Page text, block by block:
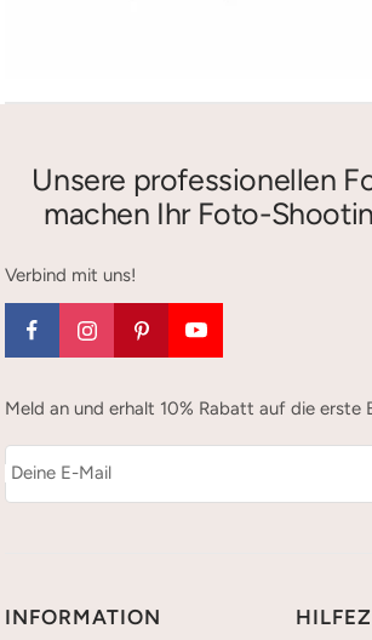
Unsere professionellen
machen Ihr Foto-
Verbind mit uns!
Meld an und erhalt 10% Rabatt auf die erste
Deine E-Mail
INFORMATION